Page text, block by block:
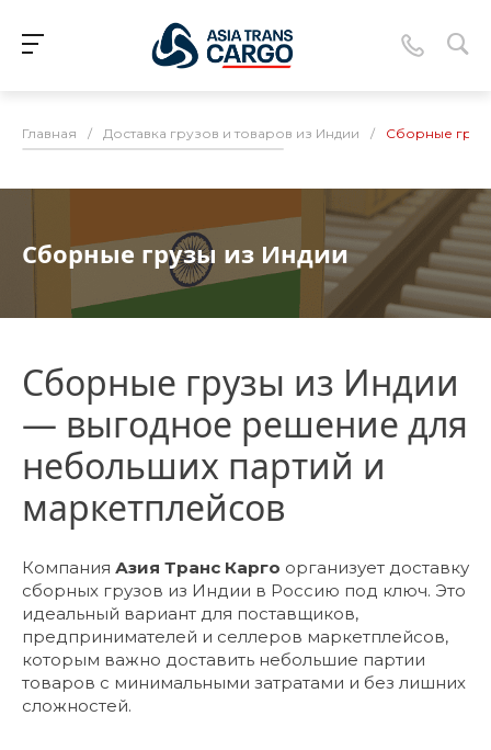
Главная / Доставка грузов и товаров из Индии / Сборные
Сборные грузы из Индии
Сборные грузы из Индии
— выгодное решение для
небольших партий и
маркетплейсов
Компания Азия Транс Карго организует доставку
сборных грузов из Индии в Россию под ключ. Это
идеальный вариант для поставщиков,
предпринимателей и селлеров маркетплейсов,
которым важно доставить небольшие партии
товаров с минимальными затратами и без лишних
сложностей.